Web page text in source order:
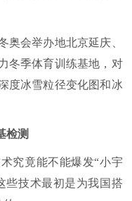
会举办地北京延庆、
冬季体育训练基地，对
度冰雪粒径变化图和冰
检测
究竟能不能爆发“小宇
些技术最初是为我国搭